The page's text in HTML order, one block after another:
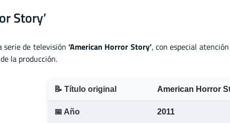
Story’
serie de televisión‘American Horror Story’, con especial
la producción.
📝 Título original American Horror
📅 Año 2011